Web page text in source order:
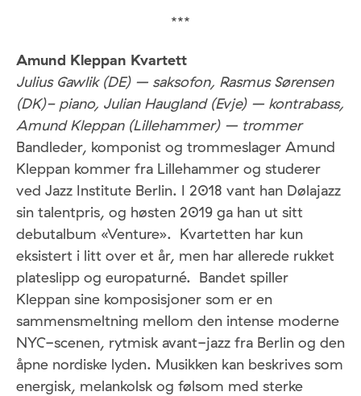
***
Amund Kleppan Kvartett
Julius Gawlik (DE) – saksofon, Rasmus Sørensen
(DK)- piano, Julian Haugland (Evje) – kontrabass,
Amund Kleppan (Lillehammer) – trommer
Bandleder, komponist og trommeslager Amund
Kleppan kommer fra Lillehammer og studerer
ved Jazz Institute Berlin. I 2018 vant han Dølajazz
sin talentpris, og høsten 2019 ga han ut sitt
debutalbum «Venture». Kvartetten har kun
eksistert i litt over et år, men har allerede rukket
plateslipp og europaturné. Bandet spiller
Kleppan sine komposisjoner som er en
sammensmeltning mellom den intense moderne
NYC-scenen, rytmisk avant-jazz fra Berlin og den
åpne nordiske lyden. Musikken kan beskrives som
energisk, melankolsk og følsom med sterke